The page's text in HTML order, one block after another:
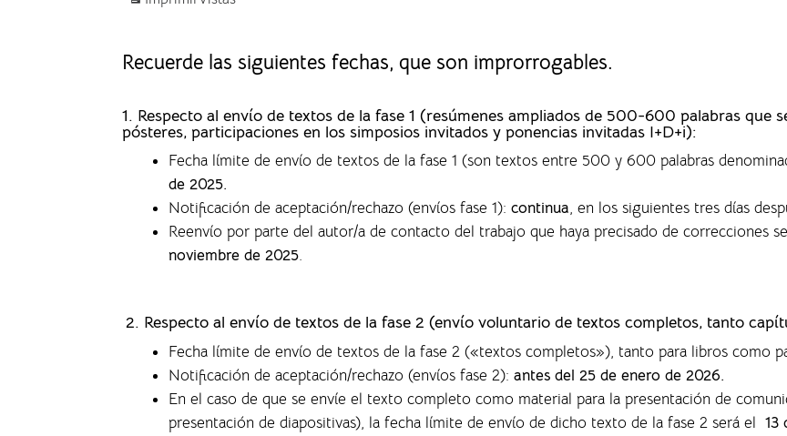
Recuerde las siguientes fechas, que son improrrogables.
1. Respecto al envío de textos de la fase 1 (resúmenes ampliados de 500-600 palabras que
pósteres, participaciones en los simposios invitados y ponencias invitadas I+D+i):
Fecha límite de envío de textos de la fase 1 (son textos entre 500 y 600 palabras
de 2025.
Notificación de aceptación/rechazo (envíos fase 1):continua, en los siguientes tres días
Reenvío por parte del autor/a de contacto del trabajo que haya precisado de correcciones
noviembre de 2025.
2. Respecto al envío de textos de la fase 2 (envío voluntario de textos completos, tanto
Fecha límite de envío de textos de la fase 2 («textos completos»), tanto para libros como
Notificación de aceptación/rechazo (envíos fase 2):antes del 25 de enero de 2026.
En el caso de que se envíe el texto completo como material para la presentación de
presentación de diapositivas), la fecha límite de envío de dicho texto de la fase 2 será el 13